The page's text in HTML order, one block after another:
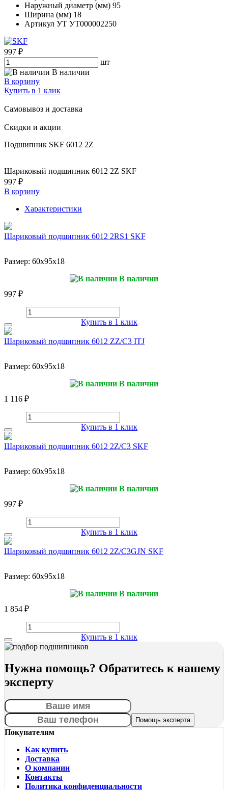
Наружный диаметр (мм) 95
Ширина (мм) 18
Артикул УТ УТ000002250
997 ₽
шт
В наличии
В корзину
Купить в 1 клик
Самовывоз и доставка
Скидки и акции
Подшипник SKF 6012 2Z
Шариковый подшипник 6012 2Z SKF
997 ₽
В корзину
Характеристики
Шариковый подшипник 6012 2RS1 SKF
Размер: 60x95x18
В наличии
997 ₽
Купить в 1 клик
Шариковый подшипник 6012 ZZ/C3 ITJ
Размер: 60x95x18
В наличии
1 116 ₽
Купить в 1 клик
Шариковый подшипник 6012 2Z/C3 SKF
Размер: 60x95x18
В наличии
997 ₽
Купить в 1 клик
Шариковый подшипник 6012 2Z/C3GJN SKF
Размер: 60x95x18
В наличии
1 854 ₽
Купить в 1 клик
Нужна помощь? Обратитесь к нашему
эксперту
Покупателям
Как купить
Доставка
О компании
Контакты
Политика конфиденциальности